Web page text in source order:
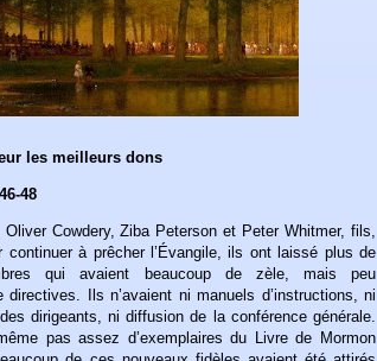
les meilleurs dons
48
Cowdery, Ziba Peterson et Peter Whitmer, fils,
continuer à prêcher l’Évangile, ils ont laissé plus de
qui avaient beaucoup de zèle, mais peu
directives. Ils n’avaient ni manuels d’instructions, ni
dirigeants, ni diffusion de la conférence générale.
pas assez d’exemplaires du Livre de Mormon